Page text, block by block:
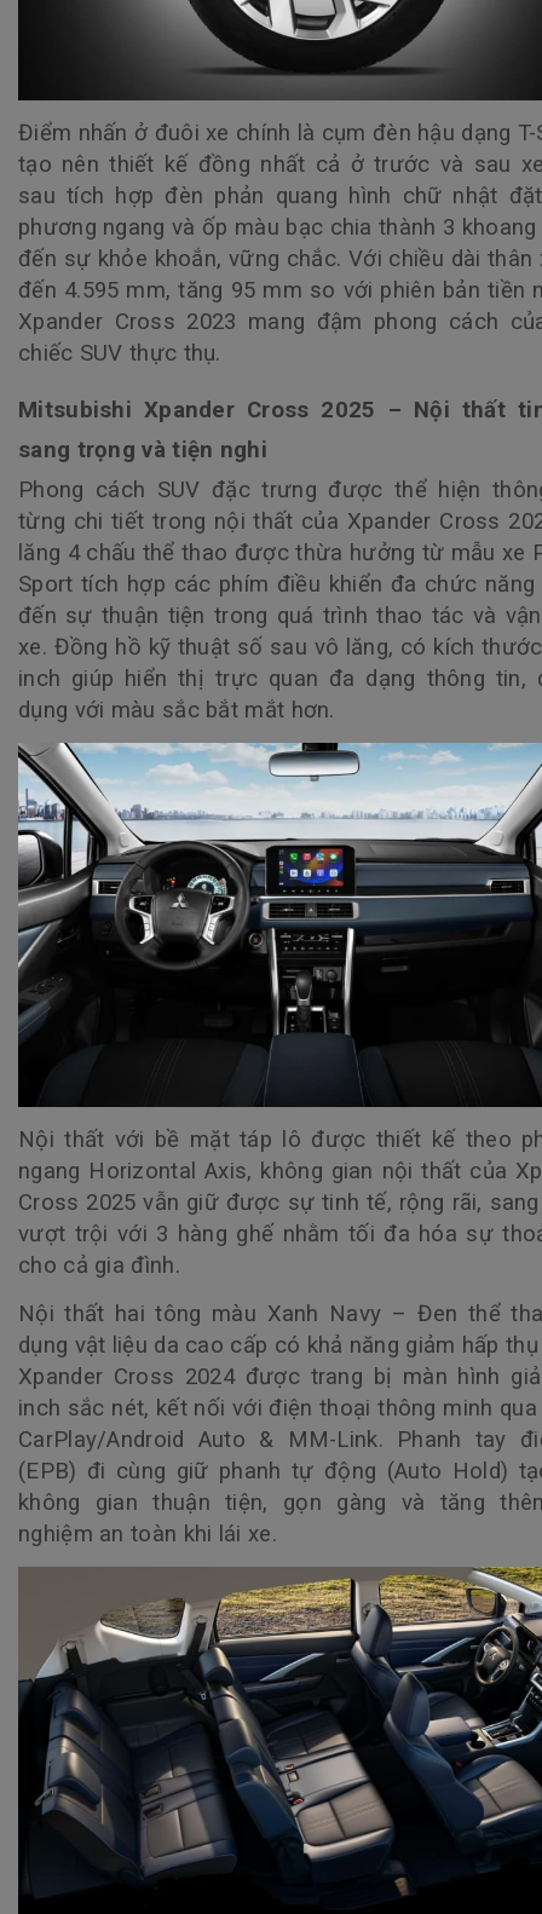
Điểm nhấn ở đuôi xe chính là cụm đèn hậu dạng T-
tạo nên thiết kế đồng nhất cả ở trước và sau
sau tích hợp đèn phản quang hình chữ nhật
phương ngang và ốp màu bạc chia thành 3 khoang
đến sự khỏe khoắn, vững chắc. Với chiều dài thân
đến 4.595 mm, tăng 95 mm so với phiên bản tiền
Xpander Cross 2023 mang đậm phong cách
chiếc SUV thực thụ.
Mitsubishi Xpander Cross 2025 – Nội thất
sang trọng và tiện nghi
Phong cách SUV đặc trưng được thể hiện
từng chi tiết trong nội thất của Xpander Cross
lăng 4 chấu thể thao được thừa hưởng từ mẫu xe
Sport tích hợp các phím điều khiển đa chức năng
đến sự thuận tiện trong quá trình thao tác và
xe. Đồng hồ kỹ thuật số sau vô lăng, có kích
inch giúp hiển thị trực quan đa dạng thông tin,
dụng với màu sắc bắt mắt hơn.
Nội thất với bề mặt táp lô được thiết kế theo
ngang Horizontal Axis, không gian nội thất của
Cross 2025 vẫn giữ được sự tinh tế, rộng rãi,
vượt trội với 3 hàng ghế nhằm tối đa hóa sự
cho cả gia đình.
Nội thất hai tông màu Xanh Navy – Đen thể
dụng vật liệu da cao cấp có khả năng giảm hấp
Xpander Cross 2024 được trang bị màn hình
inch sắc nét, kết nối với điện thoại thông minh qua
CarPlay/Android Auto & MM-Link. Phanh tay
(EPB) đi cùng giữ phanh tự động (Auto Hold)
không gian thuận tiện, gọn gàng và tăng
nghiệm an toàn khi lái xe.